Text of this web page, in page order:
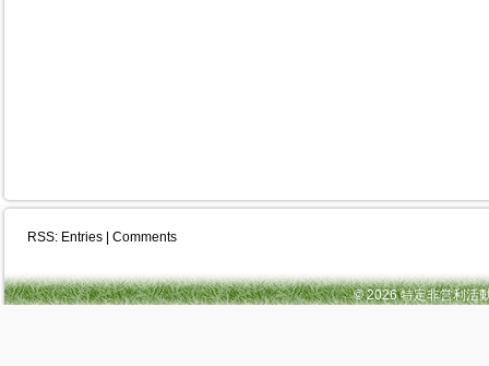
RSS: Entries Comments
© 2026 特定非営利活